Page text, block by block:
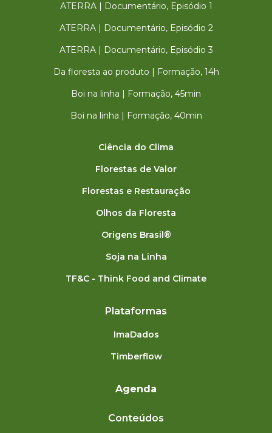
ATERRA | Documentário, Episódio 1
ATERRA | Documentário, Episódio 2
ATERRA | Documentário, Episódio 3
Da floresta ao produto | Formação, 14h
Boi na linha | Formação, 45min
Boi na linha | Formação, 40min
Ciência do Clima
Florestas de Valor
Florestas e Restauração
Olhos da Floresta
Origens Brasil®
Soja na Linha
TF&C - Think Food and Climate
Plataformas
ImaDados
Timberflow
Agenda
Conteúdos